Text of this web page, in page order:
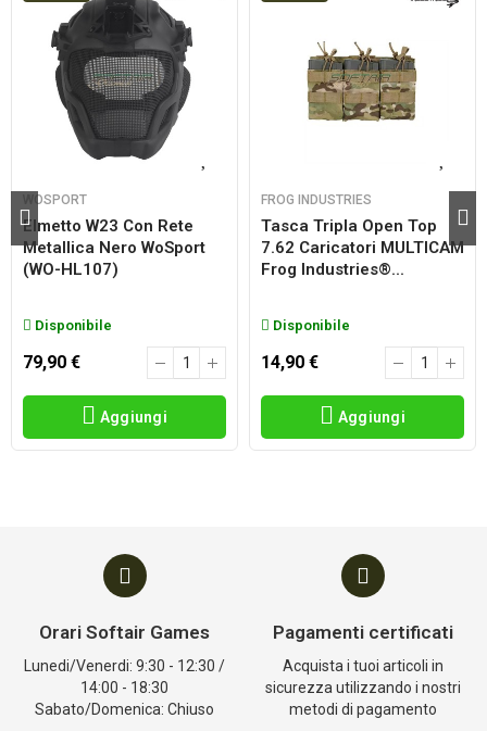
WOSPORT
Elmetto W23 Con Rete
Metallica Nero WoSport
(WO-HL107)
Disponibile
79,90 €
Aggiungi
FROG INDUSTRIES
Tasca Tripla Open Top
7.62 Caricatori MULTICAM
Frog Industries®...
Disponibile
14,90 €
Aggiungi
Orari Softair Games
Lunedi/Venerdi: 9:30 - 12:30 /
14:00 - 18:30
Sabato/Domenica: Chiuso
Pagamenti certificati
Acquista i tuoi articoli in
sicurezza utilizzando i nostri
metodi di pagamento